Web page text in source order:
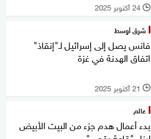
l 24 أكتوبر 2025
شرق أوسط
فانس يصل إلى إسرائيل لـ"إنقاذ"
اتفاق الهدنة في غزة
l 21 أكتوبر 2025
عالم
بدء أعمال هدم جزء من البيت الأبيض